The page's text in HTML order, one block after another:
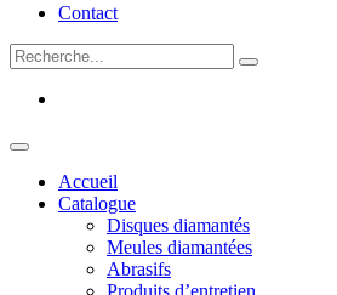
Contact
Accueil
Catalogue
Disques diamantés
Meules diamantées
Abrasifs
Produits d’entretien